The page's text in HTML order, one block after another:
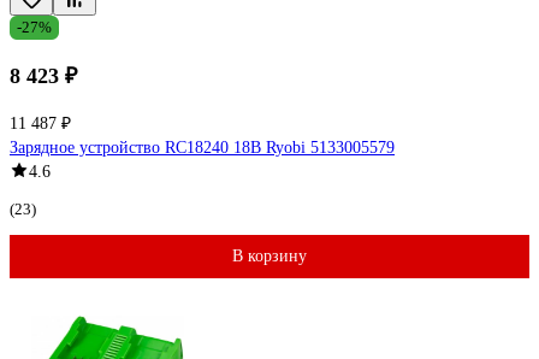
-27%
8 423 ₽
11 487 ₽
Зарядное устройство RC18240 18В Ryobi 5133005579
4.6
(23)
В корзину